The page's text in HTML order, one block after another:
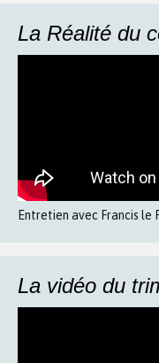
La Réalité du
Entretien avec Francis le
La vidéo du